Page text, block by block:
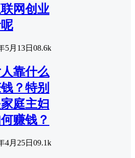
网创业
5月13日 08.6k
靠什么
？特别
庭主妇
赚钱？
4月25日 09.1k